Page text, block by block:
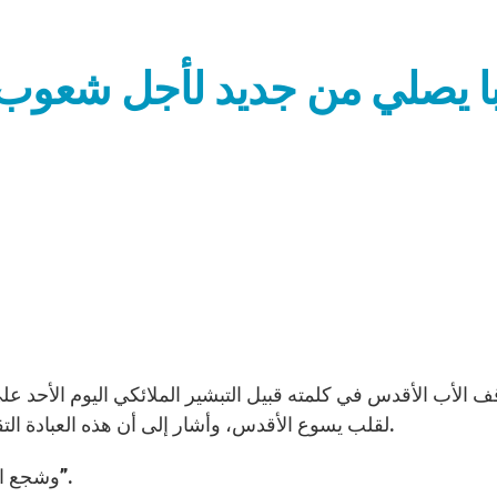
يصلي من جديد لأجل شعوب
لقلب يسوع الأقدس، وأشار إلى أن هذه العبادة التقوية هي مرتبطة بتكريم قلب مريم البريء من الدنس.
وشجع البابا المؤمنين إلى إيكال نفوسهم إليها دومًا “بثقة كبيرة”.